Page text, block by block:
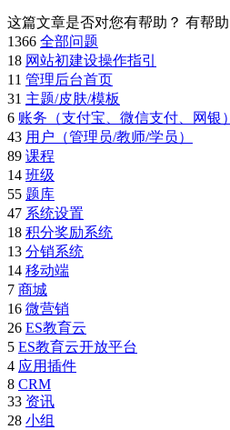
这篇文章是否对您有帮助？ 有帮助
1366 全部问题
18 网站初建设操作指引
11 管理后台首页
31 主题/皮肤/模板
6 账务（支付宝、微信支付、网银）
43 用户（管理员/教师/学员）
89 课程
14 班级
55 题库
47 系统设置
18 积分奖励系统
13 分销系统
14 移动端
7 商城
16 微营销
26 ES教育云
5 ES教育云开放平台
4 应用插件
8 CRM
33 资讯
28 小组